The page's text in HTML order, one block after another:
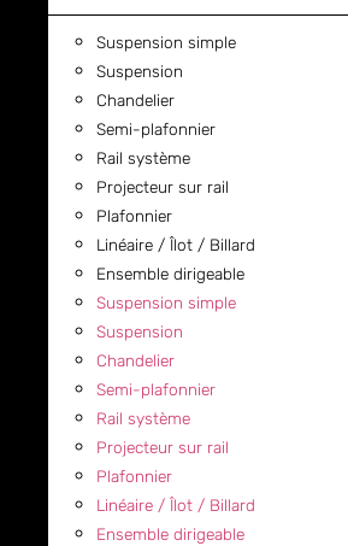
Suspension simple
Suspension
Chandelier
Semi-plafonnier
Rail système
Projecteur sur rail
Plafonnier
Linéaire / Îlot / Billard
Ensemble dirigeable
Suspension simple
Suspension
Chandelier
Semi-plafonnier
Rail système
Projecteur sur rail
Plafonnier
Linéaire / Îlot / Billard
Ensemble dirigeable